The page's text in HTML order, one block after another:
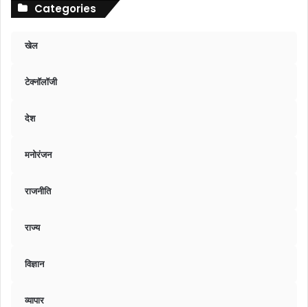
Categories
खेल
टेक्नॉलॉजी
देश
मनोरंजन
राजनीति
राज्य
विज्ञान
व्यापार